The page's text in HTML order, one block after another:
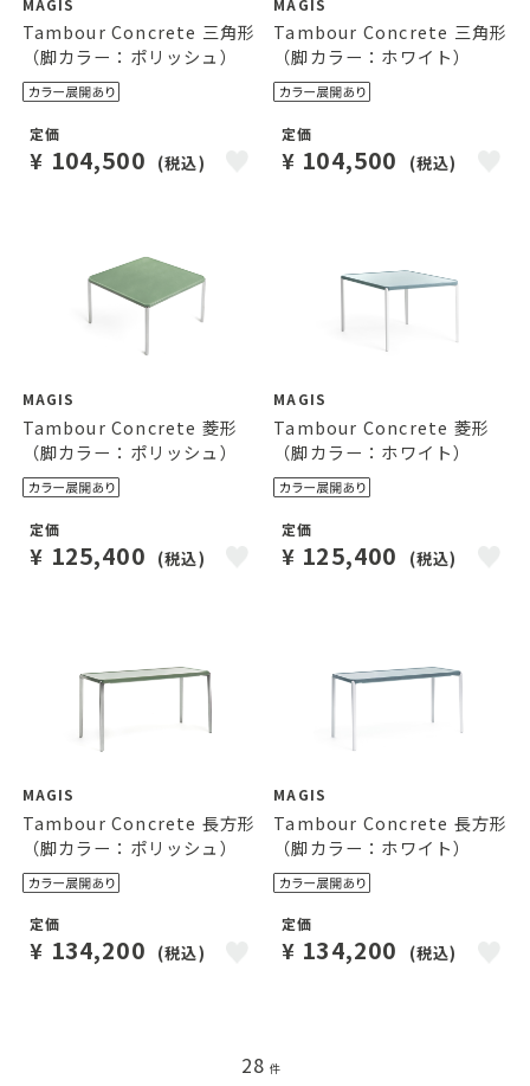
Tambour Concrete 三角形
（脚カラー：ポリッシュ）
定価
¥ 104,500 (税込)
Tambour Concrete 三角形
（脚カラー：ホワイト）
定価
¥ 104,500 (税込)
MAGIS
Tambour Concrete 菱形
（脚カラー：ポリッシュ）
定価
¥ 125,400 (税込)
MAGIS
Tambour Concrete 菱形
（脚カラー：ホワイト）
定価
¥ 125,400 (税込)
MAGIS
Tambour Concrete 長方形
（脚カラー：ポリッシュ）
定価
¥ 134,200 (税込)
MAGIS
Tambour Concrete 長方形
（脚カラー：ホワイト）
定価
¥ 134,200 (税込)
28 件